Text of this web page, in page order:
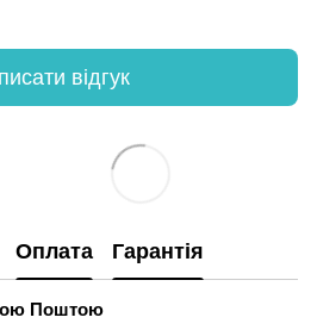
відгук
Оплата Гарантія
Поштою